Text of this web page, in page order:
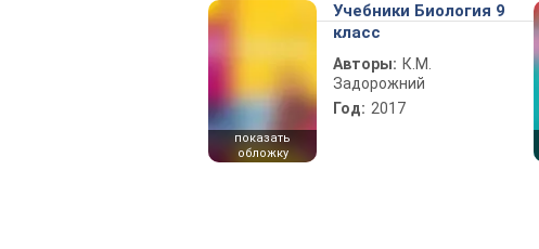
показать
обложку
Учебники Биология 9
класс
Авторы: К.М.
Задорожний
Год: 2017